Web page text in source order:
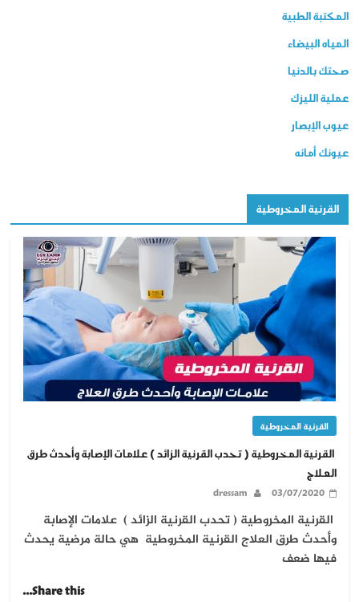
المكتبة الطبية
المياه البيضاء
صحتك بالدنيا
عملية الليزك
عيوب الإبصار
عيونك أمانه
القرنية المخروطية
القرنية المخروطية
القرنية المخروطية ( تحدب القرنية الزائد ) علامات الإصابة وأحدث طرق
العلاج
03/07/2020
dressam
القرنية المخروطية ( تحدب القرنية الزائد ) علامات الإصابة
وأحدث طرق العلاج القرنية المخروطية هي حالة مرضية يحدث
فيها ضعف
Share this...